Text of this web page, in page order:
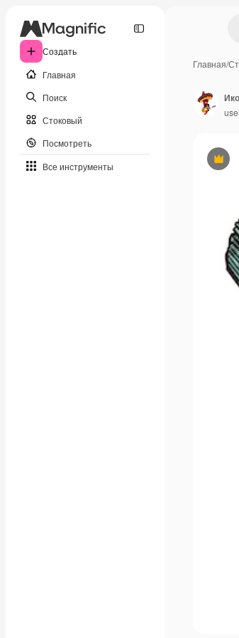
Создать
Главная
Поиск
Стоковый
Посмотреть
Все инструменты
Главная/